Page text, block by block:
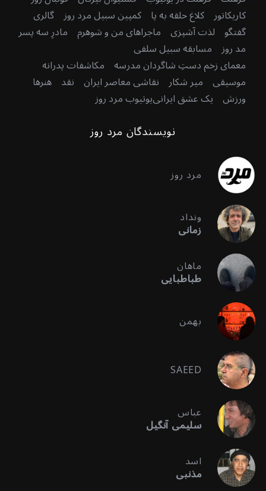
کاریکاتور کلاغ حلقه به پا کمپین سبیل مرد روز گالری
گفتگو لذت آشپزی ماجراهای من و شوهرم مادرِ سه پسر
مد روز مسابقه سبیل سلفی
معمای زخم دستِ شاگردان مدرسه مکاشفات پدرانه
موسیقی میر شکار نقاشی معاصر ایران نقد هنرها
ورزش یک عشق ایرانییوتیوب مرد روز
نویسندگان مرد روز
مرد روز
ونداد
زمانی
ماهان
طباطبایی
بهمن
SAEED
عباس
سلیمی آنگیل
اسد
مذنبی